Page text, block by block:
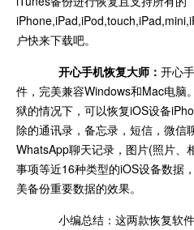
户快来下载吧。
开心手机恢复大师： 开心
件，完美兼容Windows和Mac电脑
狱的情况下，可以恢复iOS设备
除的通讯录，备忘录，短信，微信
WhatsApp聊天记录，图片(照片、
事项等近16种类型的iOS设备数据
美备份重要数据的效果。
小编总结：这两款恢复软